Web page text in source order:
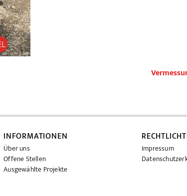
INFORMATIONEN
Über uns
Offene Stellen
Ausgewählte Projekte
Impressum